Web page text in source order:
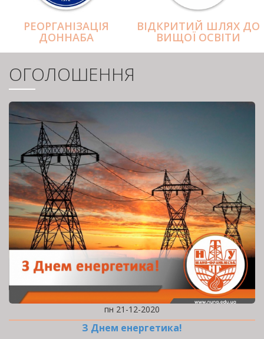
РЕОРГАНІЗАЦІЯ
ДОННАБА
ВІДКРИТИЙ ШЛЯХ ДО
ВИЩОЇ ОСВІТИ
ОГОЛОШЕННЯ
пн 21-12-2020
З Днем енергетика!